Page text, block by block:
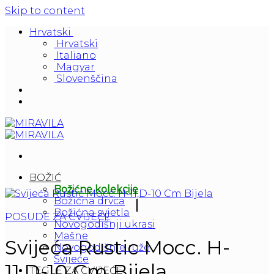
Skip to content
Hrvatski
Hrvatski
Italiano
Magyar
Slovenščina
BOŽIĆ
Božićne kolekcije
Božićna drvca
Božićna svjetla
Novogodišnji ukrasi
Mašne
Novogodišnje ruže
Svijeće
TEGLE ZA CVIJEĆE
POSUDE ZA CVIJEĆE
Svijeća Rustic Mocc. H-